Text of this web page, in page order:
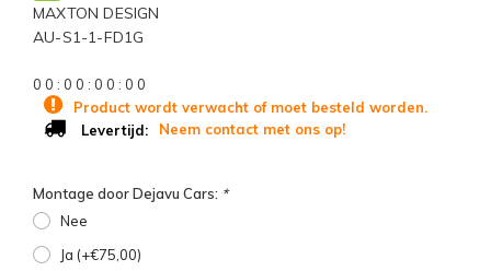
MAXTON DESIGN
AU-S1-1-FD1G
0 0 : 0 0 : 0 0 : 0 0
Product wordt verwacht of moet besteld worden.
Levertijd:
Neem contact met ons op!
Montage door Dejavu Cars: *
Nee
Ja (+€75,00)